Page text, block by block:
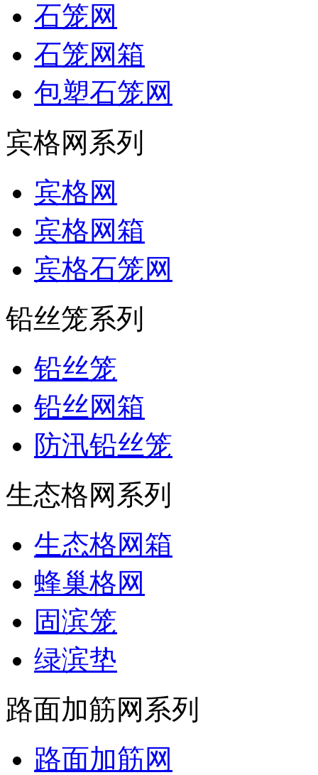
石笼网
石笼网箱
包塑石笼网
宾格网系列
宾格网
宾格网箱
宾格石笼网
铅丝笼系列
铅丝笼
铅丝网箱
防汛铅丝笼
生态格网系列
生态格网箱
蜂巢格网
固滨笼
绿滨垫
路面加筋网系列
路面加筋网